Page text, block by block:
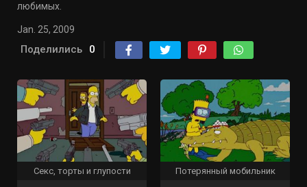
любимых.
Jan. 25, 2009
Поделились 0
Секс, торты и глупости Потерянный мобильник